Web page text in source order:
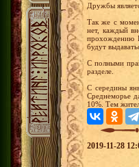
Дружбы
Так же с
нет, каждый
прохождению
будут
С полными
разделе.
С середины
Среднеморье
10%. Тем
2019-11-28